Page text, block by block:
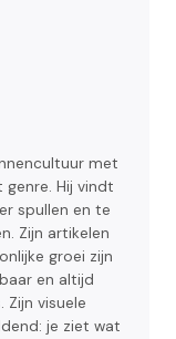
met
Hij vindt
spullen en te
Zijn artikelen
groei zijn
en altijd
visuele
je ziet wat